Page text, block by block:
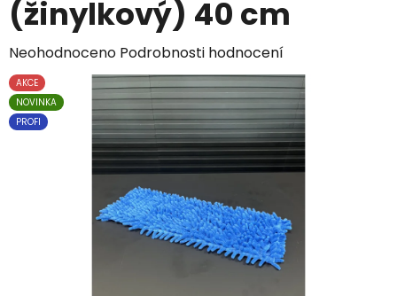
(žinylkový) 40 cm
Průměrné
hodnocení
produktu
je
Neohodnoceno Podrobnosti hodnocení
AKCE
NOVINKA
PROFI